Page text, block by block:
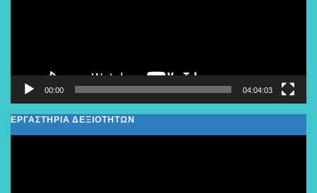
00:00 04:04:03
ΕΡΓΑΣΤΗΡΙΑ ΔΕΞΙΟΤΗΤΩΝ